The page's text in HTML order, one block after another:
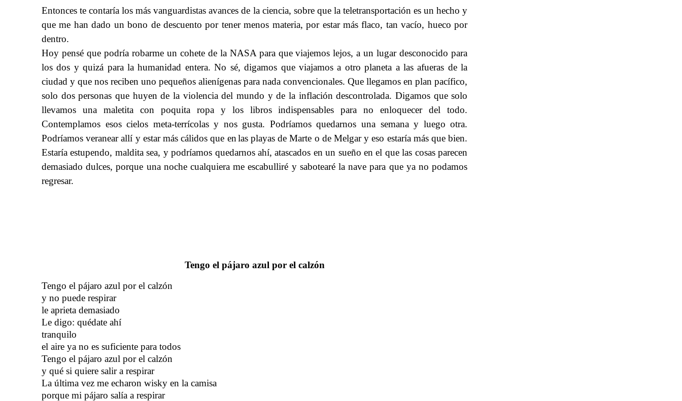
Entonces te contaría los más vanguardistas avances de la ciencia, sobre que la teletransportación es un hecho y
que me han dado un bono de descuento por tener menos materia, por estar más flaco, tan vacío, hueco por
dentro.
Hoy pensé que podría robarme un cohete de la NASA para que viajemos lejos, a un lugar desconocido para
los dos y quizá para la humanidad entera. No sé, digamos que viajamos a otro planeta a las afueras de la
ciudad y que nos reciben uno pequeños alienígenas para nada convencionales. Que llegamos en plan pacífico,
solo dos personas que huyen de la violencia del mundo y de la inflación descontrolada. Digamos que solo
llevamos una maletita con poquita ropa y los libros indispensables para no enloquecer del todo.
Contemplamos esos cielos meta-terrícolas y nos gusta. Podríamos quedarnos una semana y luego otra.
Podríamos veranear allí y estar más cálidos que enlas playas de Marte o de Melgar y eso estaría más que bien.
Estaría estupendo, maldita sea, y podríamos quedarnos ahí, atascados en un sueño en el que las cosas parecen
demasiado dulces, porque una noche cualquiera me escabulliré y sabotearé la nave para que ya no podamos
regresar.
Tengo el pájaro azul por el calzón
Tengo el pájaro azul por el calzón
y no puede respirar
le aprieta demasiado
Le digo: quédate ahí
tranquilo
el aire ya no es suficiente para todos
Tengo el pájaro azul por el calzón
y qué si quiere salir a respirar
La última vez me echaron wisky en la camisa
porque mi pájaro salía a respirar